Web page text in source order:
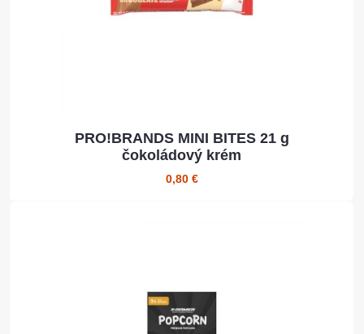
PRO!BRANDS MINI BITES 21 g
čokoládový krém
0,80 €